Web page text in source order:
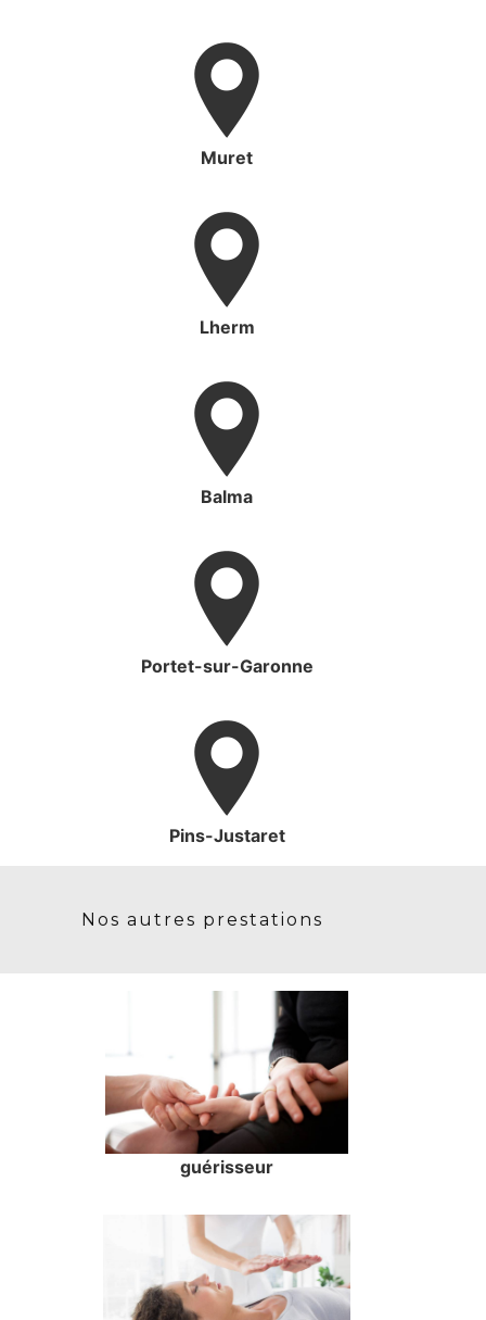
Muret
Lherm
Balma
Portet-sur-Garonne
Pins-Justaret
Nos autres prestations
guérisseur